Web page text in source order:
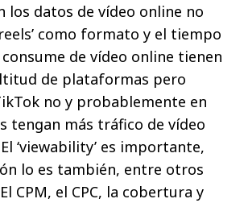
los datos de vídeo online no
como formato y el tiempo
de vídeo online tienen
de plataformas pero
no y probablemente en
tengan más tráfico de vídeo
‘viewability’ es importante,
lo es también, entre otros
CPM, el CPC, la cobertura y